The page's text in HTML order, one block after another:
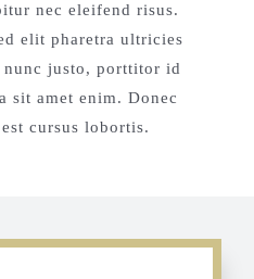
nec eleifend risus.
elit pharetra ultricies
justo, porttitor id
sit amet enim. Donec
cursus lobortis.